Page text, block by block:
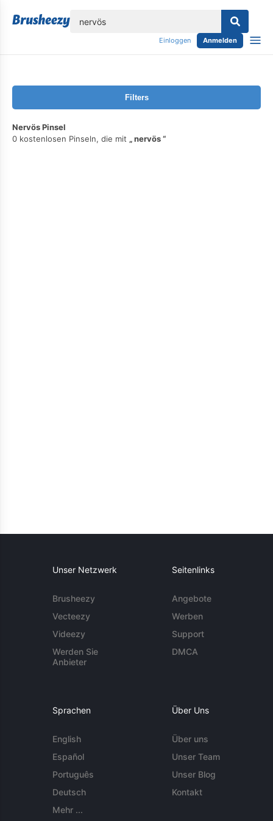
Einloggen Anmelden
Filters
Nervös Pinsel
0 kostenlosen Pinseln, die mit
nervös
Unser Netzwerk
Brusheezy
Vecteezy
Videezy
Werden Sie
Anbieter
Seitenlinks
Angebote
Werben
Support
DMCA
Sprachen
English
Español
Português
Deutsch
Mehr ...
Über Uns
Über uns
Unser Team
Unser Blog
Kontakt